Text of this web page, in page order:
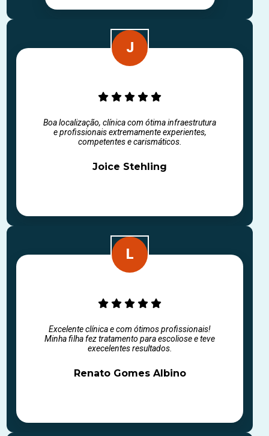
Boa localização, clínica com ótima infraestrutura
e profissionais extremamente experientes,
competentes e carismáticos.
Joice Stehling
Excelente clínica e com ótimos profissionais!
Minha filha fez tratamento para escoliose e teve
execelentes resultados.
Renato Gomes Albino